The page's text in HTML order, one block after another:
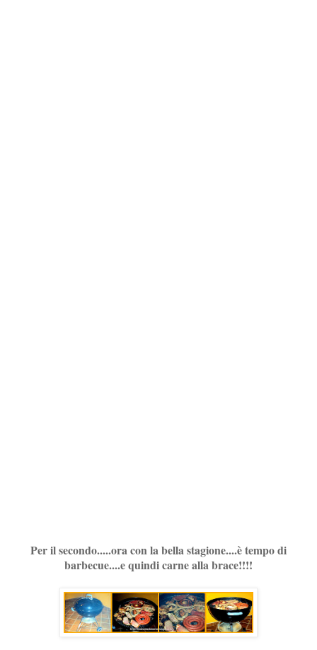
Per il secondo.....ora con la bella stagione....è tempo di
barbecue....e quindi carne alla brace!!!!